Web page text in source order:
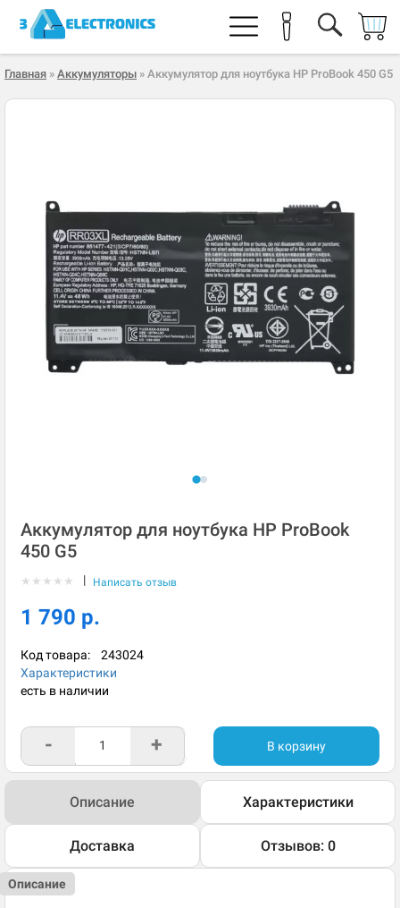
Главная » Аккумуляторы » Аккумулятор для ноутбука HP ProBook 450 G5
Аккумулятор для ноутбука HP ProBook
450 G5
★ ★ ★ ★ ★ | Написать отзыв
1 790 р.
Код товара: 243024
Характеристики
есть в наличии
- + В корзину
Описание Характеристики
Доставка Отзывов: 0
Описание